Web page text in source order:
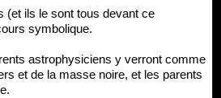
symbolique.
astrophysiciens y verront comme
et de la masse noire, et les parents